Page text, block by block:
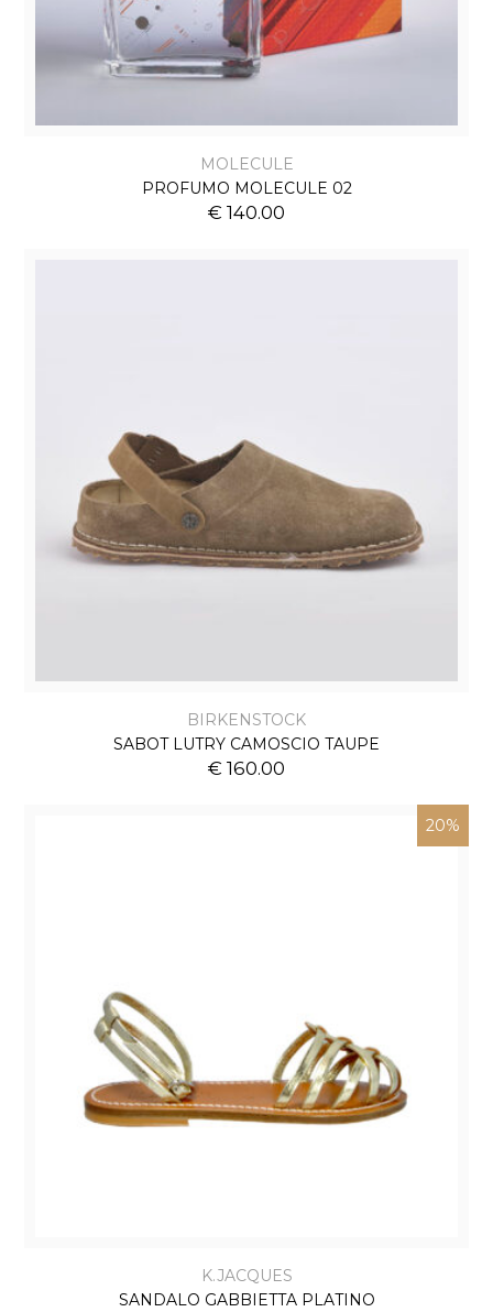
MOLECULE
PROFUMO MOLECULE 02
€ 140.00
BIRKENSTOCK
SABOT LUTRY CAMOSCIO TAUPE
€ 160.00
20%
K.JACQUES
SANDALO GABBIETTA PLATINO